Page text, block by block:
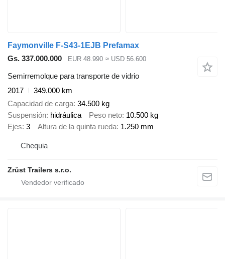
Faymonville F-S43-1EJB Prefamax
Gs. 337.000.000
EUR 48.990 ≈ USD 56.600
Semirremolque para transporte de vidrio
2017
349.000 km
Capacidad de carga 34.500 kg
Suspensión hidráulica Peso neto 10.500 kg
Ejes 3 Altura de la quinta rueda 1.250 mm
Chequia
Zrůst Trailers s.r.o.